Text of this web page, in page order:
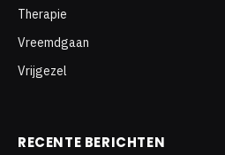
Therapie
Vreemdgaan
Vrijgezel
RECENTE BERICHTEN